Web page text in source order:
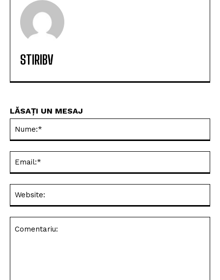
STIRIBV
LĂSAȚI UN MESAJ